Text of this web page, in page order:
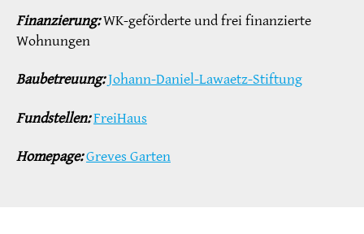
Finanzierung:WK-geförderte und frei finanzierte
Wohnungen
Baubetreuung:Johann-Daniel-Lawaetz-Stiftung
Fundstellen:FreiHaus
Homepage:Greves Garten